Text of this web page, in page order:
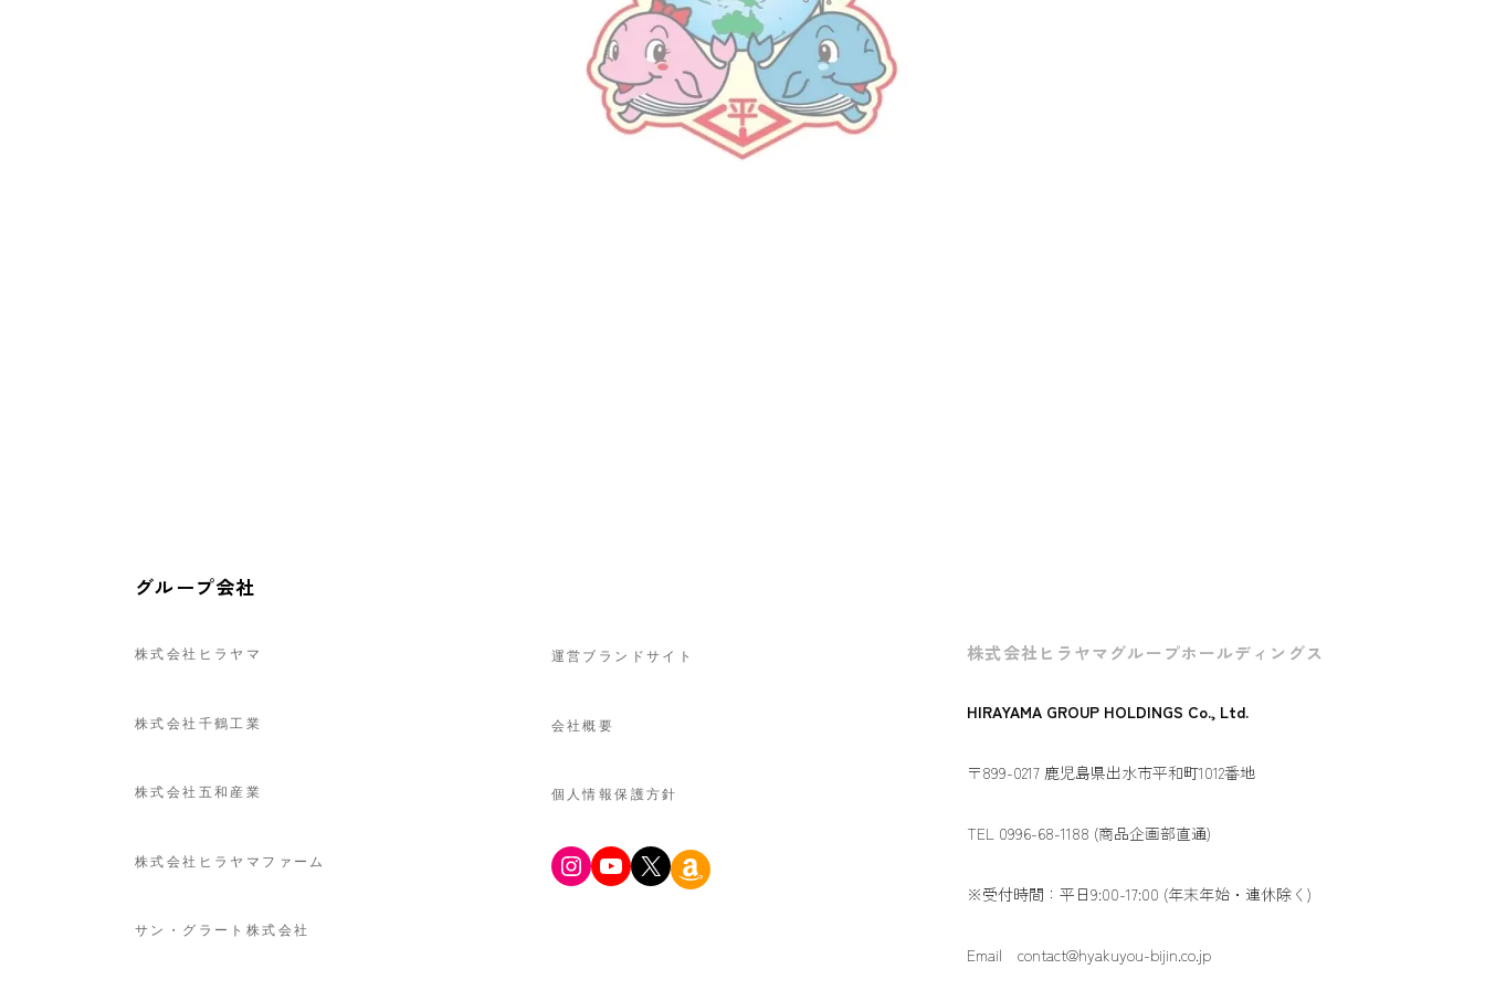
グループ会社
株式会社ヒラヤマ
株式会社千鶴工業
株式会社五和産業
株式会社ヒラヤマファーム
サン・グラート株式会社
運営ブランドサイト
会社概要
個人情報保護方針
Instagram
YouTube
X Amazon
株式会社ヒラヤマグループホールディングス
HIRAYAMA GROUP HOLDINGS Co., Ltd.
〒899-0217 鹿児島県出水市平和町1012番地
TEL 0996-68-1188 (商品企画部直通)
※受付時間：平日9:00-17:00 (年末年始・連休除く)
Email contact@hyakuyou-bijin.co.jp